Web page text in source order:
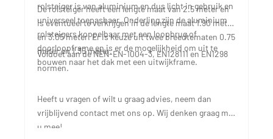
rolsteiger is van aluminium en dus licht in gebruik en
universeel toepasbaar. Onderling zijn de aluminium
rolsteigers koppelbaar met een loopbrug of
doorloopframe en is er de mogelijkheid om uit te
bouwen naar het dak met een uitwijkframe.
De rolsteiger heeft een lengte maat van 2.5 meter en
is eventueel te verkrijgen in de lengte maat 1.90 meter
en 3.05 meter. Er is keuze uit twee breedtematen 0.75
meter en 1.35 meter.
Voldoet aan de NEN-EN-1004-3, EN128111 en EN1298
normen.
Heeft u vragen of wilt u graag advies, neem dan
vrijblijvend contact met ons op. Wij denken graag met
u mee!